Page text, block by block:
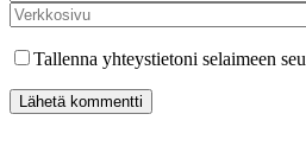
Tallenna yhteystietoni selaimeen